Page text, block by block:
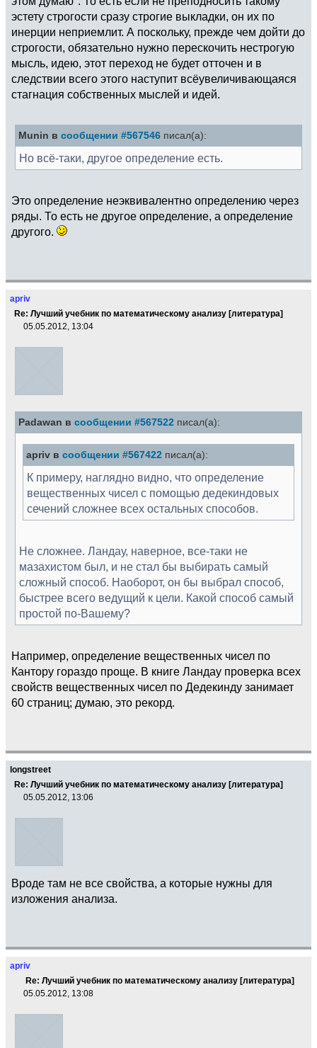
эстету строгости сразу строгие выкладки, он их по
инерции неприемлит. А поскольку, прежде чем дойти до
строгости, обязательно нужно перескочить нестрогую
мысль, идею, этот переход не будет отточен и в
следствии всего этого наступит всёувеличивающаяся
стагнация собственных мыслей и идей.
Munin в сообщении #567546 писал(а):
Но всё-таки, другое определение есть.
Это определение неэквивалентно определению через
ряды. То есть не другое определение, а определение
другого.
apriv
Re: Лучший учебник по математическому анализу [литература]
05.05.2012, 13:04
Padawan в сообщении #567522 писал(а):
apriv в сообщении #567422 писал(а):
К примеру, наглядно видно, что определение
вещественных чисел с помощью дедекиндовых
сечений сложнее всех остальных способов.
Не сложнее. Ландау, наверное, все-таки не
мазахистом был, и не стал бы выбирать самый
сложный способ. Наоборот, он бы выбрал способ,
быстрее всего ведущий к цели. Какой способ самый
простой по-Вашему?
Например, определение вещественных чисел по
Кантору гораздо проще. В книге Ландау проверка всех
свойств вещественных чисел по Дедекинду занимает
60 страниц; думаю, это рекорд.
longstreet
Re: Лучший учебник по математическому анализу [литература]
05.05.2012, 13:06
Вроде там не все свойства, а которые нужны для
изложения анализа.
apriv
Re: Лучший учебник по математическому анализу [литература]
05.05.2012, 13:08